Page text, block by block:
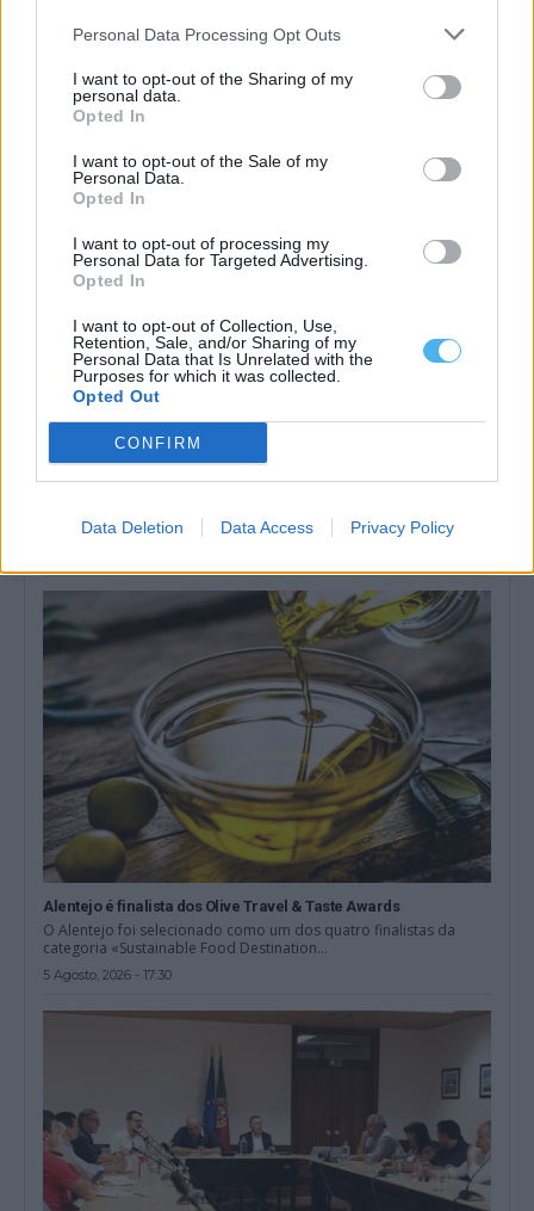
Personal Data Processing Opt Outs
I want to opt-out of the Sharing of my
personal data.
Opted In
I want to opt-out of the Sale of my
Personal Data.
Opted In
I want to opt-out of processing my
Personal Data for Targeted Advertising.
Opted In
I want to opt-out of Collection, Use,
Retention, Sale, and/or Sharing of my
Personal Data that Is Unrelated with the
Purposes for which it was collected.
Opted Out
CONFIRM
Data Deletion Data Access Privacy Policy
Avião vai sobrevoar praias do Algarve com faixa «Olivença é
O Grupo dos Amigos de Olivença (GAO) vai realizar esta sexta-
feira, 7 de agosto,...
6 Agosto, 2026 - 12:52
EHT Portalegre cria curso de Gestão Hoteleira de Alojamento
em Alvito
vai ministrar um novo...
Alentejo é finalista dos Olive Travel & Taste Awards
O Alentejo foi selecionado como um dos quatro finalistas da
categoria «Sustainable Food Destination...
5 Agosto, 2026 - 17:30